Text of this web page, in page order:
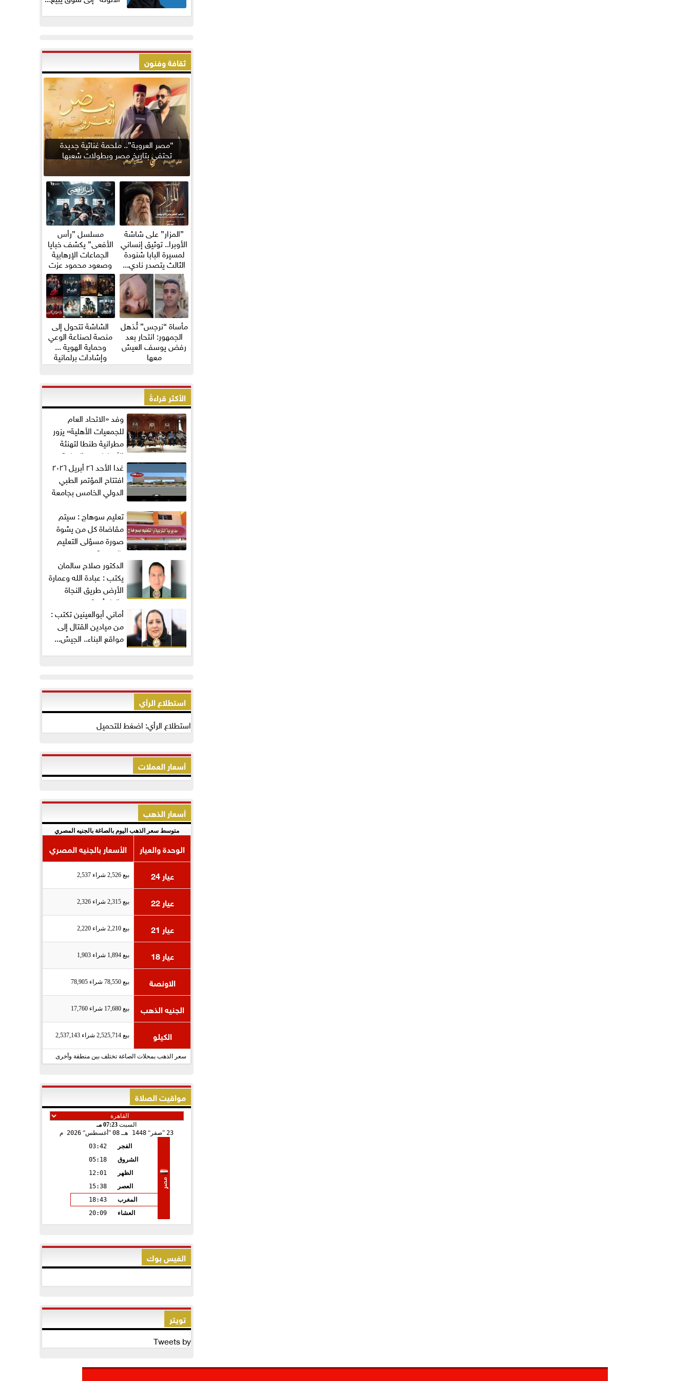
ثقافة وفنون
“مصر العروبة”.. ملحمة غنائية جديدة
تحتفي بتاريخ مصر وبطولات شعبها
”المزار” على شاشة
الأوبرا.. توثيق إنساني
لمسيرة البابا شنودة
الثالث يتصدر نادي...
مسلسل ”رأس
الأفعى” يكشف خبايا
الجماعات الإرهابية
وصعود محمود عزت
مأساة “نرجس” تُذهل
الجمهور: انتحار بعد
رفض يوسف العيش
معها
الشاشة تتحول إلى
منصة لصناعة الوعي
وحماية الهوية ...
وإشادات برلمانية
واسعة...
الأكثر قراءةً
وفد «الاتحاد العام
للجمعيات الأهلية» يزور
مطرانية طنطا لتهنئة
الأقباط بعيد القيامة...
غدا الأحد ٢٦ أبريل ٢٠٢٦
افتتاح المؤتمر الطبي
الدولي الخامس بجامعة
تعليم سوهاج : سيتم
مقاضاة كل من يشوة
صورة مسؤلى التعليم
بالمديرية...
الدكتور صلاح سالمان
يكتب : عبادة الله وعمارة
الأرض طريق النجاة
والطمأنينة
من ميادين القتال إلى
مواقع البناء.. الجيش...
استطلاع الرأي
استطلاع الرأي: اضغط للتحميل
أسعار العملات
أسعار الذهب
متوسط سعر الذهب اليوم بالصاغة بالجنيه المصري
الوحدة والعيار
الأسعار بالجنيه المصري
عيار 24
بيع 2,526 شراء 2,537
عيار 22 بيع 2,315 شراء 2,326
عيار 21 بيع 2,210 شراء 2,220
عيار 18 بيع 1,894 شراء 1,903
الاونصة بيع 78,550 شراء 78,905
الجنيه الذهب بيع 17,680 شراء 17,760
الكيلو بيع 2,525,714 شراء 2,537,143
سعر الذهب بمحلات الصاغة تختلف بين منطقة وأخرى
مواقيت الصلاة
السبت 07:23 مـ
23 صفر 1448 هـ 08 أغسطس 2026 م
مصر
الفجر
03:42
الشروق
05:18
الظهر
12:01
العصر
15:38
المغرب
18:43
العشاء
20:09
الفيس بوك
تويتر
Tweets by